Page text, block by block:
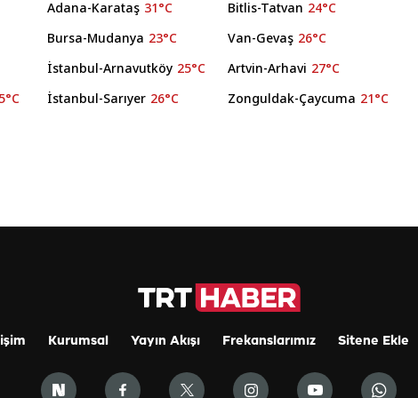
Adana-Karataş 31°C Bitlis-Tatvan 24°C
Bursa-Mudanya 23°C Van-Gevaş 26°C
İstanbul-Arnavutköy 25°C Artvin-Arhavi 27°C
İstanbul-Sarıyer 26°C Zonguldak-Çaycuma 21°C
Kurumsal Yayın Akışı Frekanslarımız Sitene Ekle